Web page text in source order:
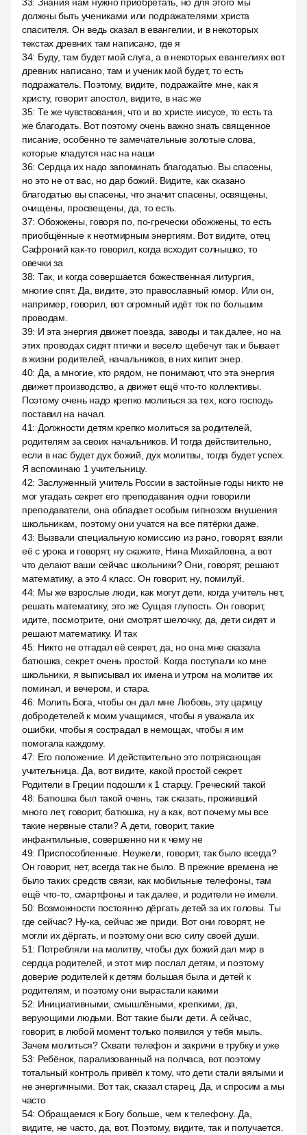
должны быть учениками или подражателями христа
спасителя. Он ведь сказал в евангелии, и в некоторых
текстах древних там написано, где я
34: Буду, там будет мой слуга, а в некоторых евангелиях вот
древних написано, там и ученик мой будет, то есть
подражатель. Поэтому, видите, подражайте мне, как я
христу, говорит апостол, видите, в нас же
35: Те же чувствования, что и во христе иисусе, то есть та
же благодать. Вот поэтому очень важно знать священное
писание, особенно те замечательные золотые слова,
которые кладутся нас на наши
36: Сердца их надо запоминать благодатью. Вы спасены,
но это не от вас, но дар божий. Видите, как сказано
благодатью вы спасены, что значит спасены, освящены,
очищены, просвещены, да, то есть.
37: Обожжены, говоря по, по-гречески обожжены, то есть
приобщённые к неотмирным энергиям. Вот видите, отец
Сафроний как-то говорил, когда всходит солнышко, то
овечки за
38: Так, и когда совершается божественная литургия,
многие спят. Да, видите, это православный юмор. Или он,
например, говорил, вот огромный идёт ток по большим
проводам.
39: И эта энергия движет поезда, заводы и так далее, но на
этих проводах сидят птички и весело щебечут так и бывает
в жизни родителей, начальников, в них кипит энер.
40: Да, а многие, кто рядом, не понимают, что эта энергия
движет производство, а движет ещё что-то коллективы.
Поэтому очень надо крепко молиться за тех, кого господь
поставил на начал.
41: Должности детям крепко молиться за родителей,
родителям за своих начальников. И тогда действительно,
если в нас будет дух божий, дух молитвы, тогда будет успех.
Я вспоминаю 1 учительницу.
42: Заслуженный учитель России в застойные годы никто не
мог угадать секрет его преподавания одни говорили
преподаватели, она обладает особым гипнозом внушения
школьникам, поэтому они учатся на все пятёрки даже.
43: Вызвали специальную комиссию из рано, говорят, взяли
её с урока и говорят, ну скажите, Нина Михайловна, а вот
что делают ваши сейчас школьники? Они, говорят, решают
математику, а это 4 класс. Он говорит, ну, помилуй.
44: Мы же взрослые люди, как могут дети, когда учитель нет,
решать математику, это же Сущая глупость. Он говорит,
идите, посмотрите, они смотрят шелочку, да, дети сидят и
решают математику. И так
45: Никто не отгадал её секрет, да, но она мне сказала
батюшка, секрет очень простой. Когда поступали ко мне
школьники, я выписывал их имена и утром на молитве их
поминал, и вечером, и стара.
46: Молить Бога, чтобы он дал мне Любовь, эту царицу
добродетелей к моим учащимся, чтобы я уважала их
ошибки, чтобы я сострадал в немощах, чтобы я им
помогала каждому.
47: Его положение. И действительно это потрясающая
учительница. Да, вот видите, какой простой секрет.
Родители в Греции подошли к 1 старцу. Греческий такой
48: Батюшка был такой очень, так сказать, проживший
много лет, говорит, батюшка, ну а как, вот почему мы все
такие нервные стали? А дети, говорит, такие
инфантильные, совершенно ни к чему не
49: Приспособленные. Неужели, говорит, так было всегда?
Он говорит, нет, всегда так не было. В прежние времена не
было таких средств связи, как мобильные телефоны, там
ещё что-то, смартфоны и так далее, и родители не имели.
50: Возможности постоянно дёргать детей за их головы. Ты
где сейчас? Ну-ка, сейчас же приди. Вот они говорят, не
могли их дёргать, и поэтому они всю силу своей души.
51: Потребляли на молитву, чтобы дух божий дал мир в
сердца родителей, и этот мир послал детям, и поэтому
доверие родителей к детям большая была и детей к
родителям, и поэтому они вырастали какими
52: Инициативными, смышлёными, крепкими, да,
верующими людьми. Вот такие были дети. А сейчас,
говорит, в любой момент только появился у тебя мыль.
Зачем молиться? Схвати телефон и закричи в трубку и уже
53: Ребёнок, парализованный на полчаса, вот поэтому
тотальный контроль привёл к тому, что дети стали вялыми и
не энергичными. Вот так, сказал старец. Да, и спросим а мы
часто
54: Обращаемся к Богу больше, чем к телефону. Да,
видите, не часто, да, вот. Поэтому, видите, так и получается.